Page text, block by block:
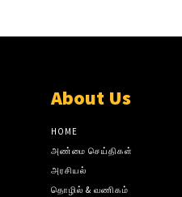
About Us
HOME
அண்மை செய்திகள்
அரசியல்
தொழில் & வணிகம்